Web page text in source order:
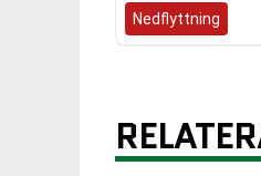
Nedflyttning